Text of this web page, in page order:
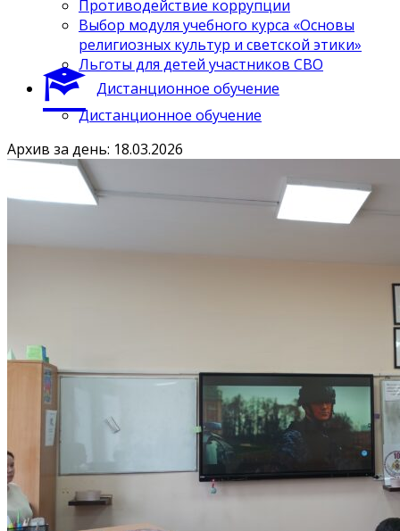
Противодействие коррупции
Выбор модуля учебного курса «Основы
религиозных культур и светской этики»
Льготы для детей участников СВО
Дистанционное обучение
Дистанционное обучение
Архив за день: 18.03.2026